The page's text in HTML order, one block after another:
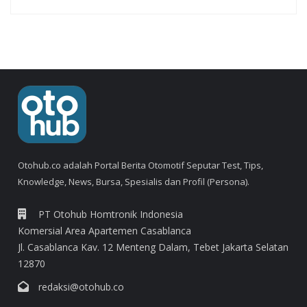
Otohub.co adalah Portal Berita Otomotif Seputar Test, Tips,
Knowledge, News, Bursa, Spesialis dan Profil (Persona).
PT Otohub Homtronik Indonesia
Komersial Area Apartemen Casablanca
Jl. Casablanca Kav. 12 Menteng Dalam, Tebet Jakarta Selatan
12870
redaksi@otohub.co